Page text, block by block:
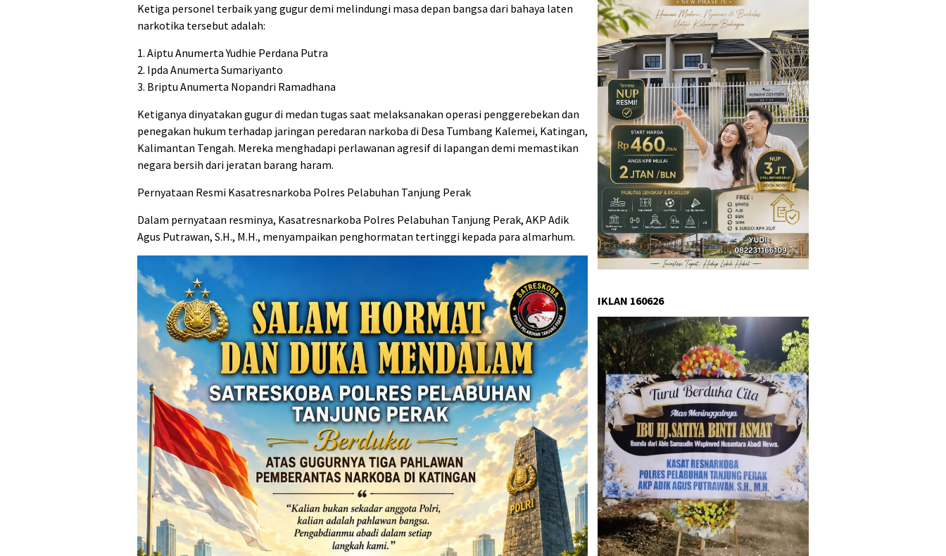
Ketiga personel terbaik yang gugur demi melindungi masa depan bangsa dari bahaya laten
narkotika tersebut adalah:
1. Aiptu Anumerta Yudhie Perdana Putra
2. Ipda Anumerta Sumariyanto
3. Briptu Anumerta Nopandri Ramadhana
Ketiganya dinyatakan gugur di medan tugas saat melaksanakan operasi penggerebekan dan
penegakan hukum terhadap jaringan peredaran narkoba di Desa Tumbang Kalemei, Katingan,
Kalimantan Tengah. Mereka menghadapi perlawanan agresif di lapangan demi memastikan
negara bersih dari jeratan barang haram.
Pernyataan Resmi Kasatresnarkoba Polres Pelabuhan Tanjung Perak
Dalam pernyataan resminya, Kasatresnarkoba Polres Pelabuhan Tanjung Perak, AKP Adik
Agus Putrawan, S.H., M.H., menyampaikan penghormatan tertinggi kepada para almarhum.
IKLAN 160626